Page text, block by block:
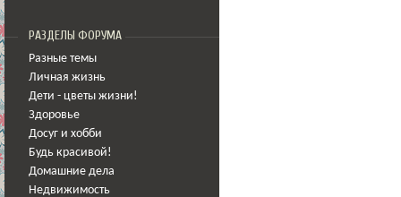
РАЗДЕЛЫ ФОРУМА
Разные темы
Личная жизнь
Дети - цветы жизни!
Здоровье
Досуг и хобби
Будь красивой!
Домашние дела
Недвижимость